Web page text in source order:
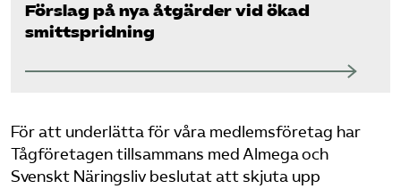
Förslag på nya åtgärder vid ökad
smittspridning
För att underlätta för våra medlemsföretag har
Tågföretagen tillsammans med Almega och
Svenskt Näringsliv beslutat att skjuta upp